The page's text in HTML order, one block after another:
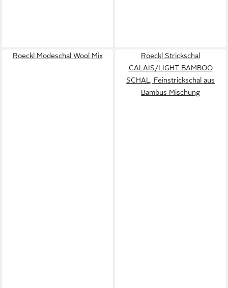
Roeckl Modeschal Wool Mix
Roeckl Strickschal
CALAIS/LIGHT BAMBOO
SCHAL, Feinstrickschal aus
Bambus Mischung